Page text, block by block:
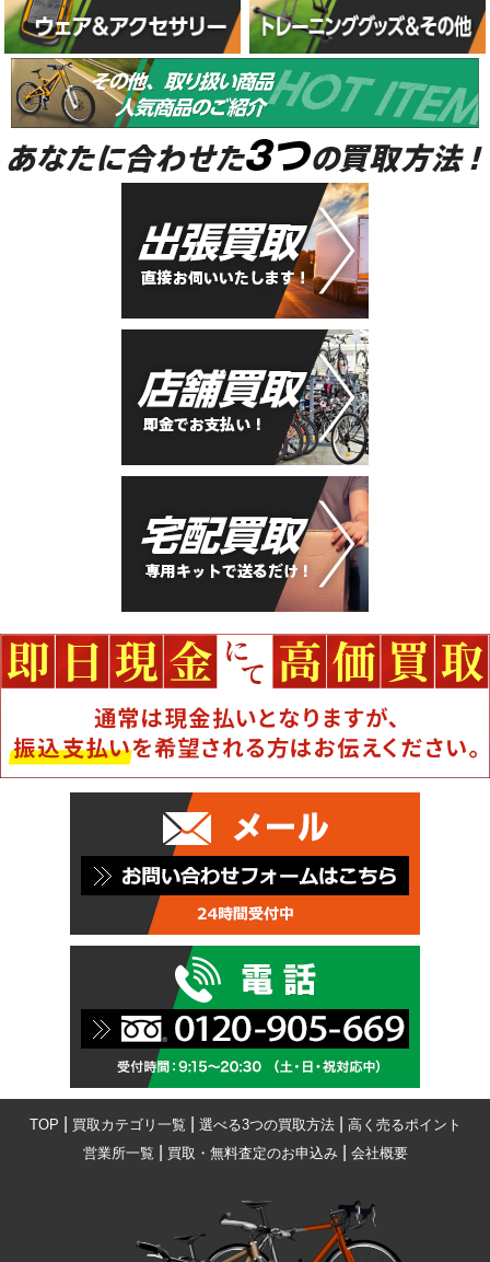
TOP 買取カテゴリ一覧 選べる3つの買取方法| 高く売るポイント
営業所一覧
買取・無料査定のお申込み| 会社概要